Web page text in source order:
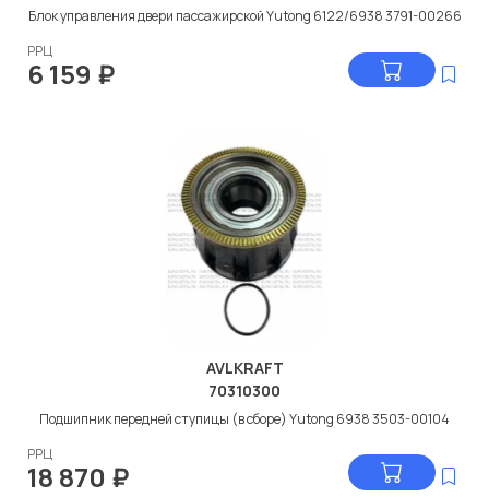
Блок управления двери пассажирской Yutong 6122/6938 3791-00266
РРЦ
6 159 ₽
AVLKRAFT
70310300
Подшипник передней ступицы (в сборе) Yutong 6938 3503-00104
РРЦ
18 870 ₽